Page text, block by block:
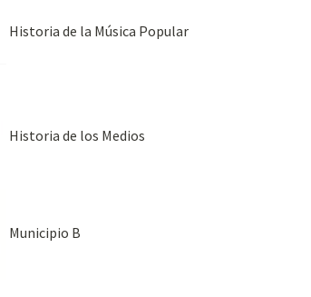
Historia de la Música Popular
Historia de los Medios
Municipio B